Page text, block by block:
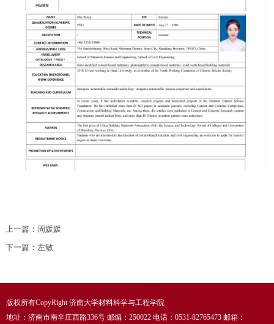
上一篇： 周媛媛
下一篇： 左敏
版权所有CopyRight 济南大学材料科学与工程学院
地址：济南市南辛庄西路336号 邮编：250022 电话：0531-82765473 邮箱：